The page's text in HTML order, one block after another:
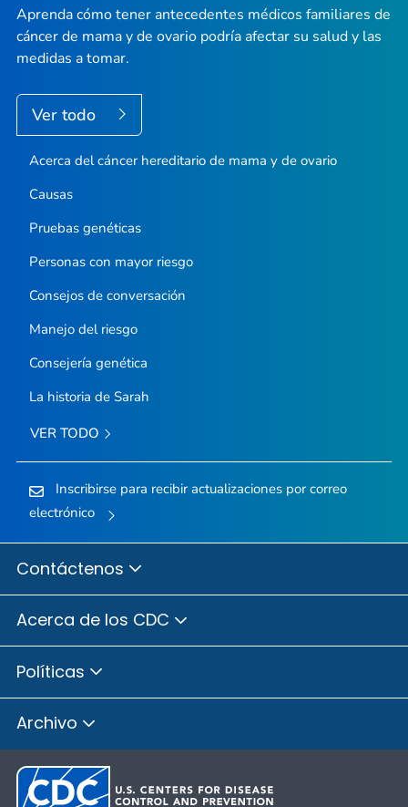
Aprenda cómo tener antecedentes médicos familiares de
cáncer de mama y de ovario podría afectar su salud y las
medidas a tomar.
Ver todo
Acerca del cáncer hereditario de mama y de ovario
Causas
Pruebas genéticas
Personas con mayor riesgo
Consejos de conversación
Manejo del riesgo
Consejería genética
La historia de Sarah
VER TODO
Inscribirse para recibir actualizaciones por correo
electrónico
Contáctenos
Acerca de los CDC
Políticas
Archivo